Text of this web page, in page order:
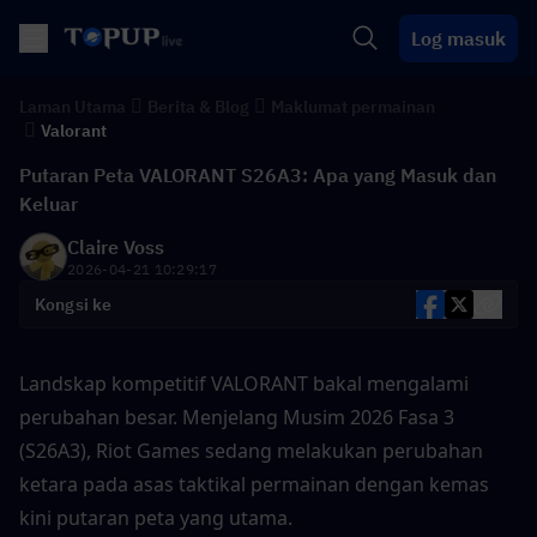
Log masuk
Valorant
Putaran Peta VALORANT S26A3: Apa yang Masuk dan
Keluar
Claire Voss
2026-04-21 10:29:17
Kongsi ke
Landskap kompetitif VALORANT bakal mengalami
perubahan besar. Menjelang Musim 2026 Fasa 3
(S26A3), Riot Games sedang melakukan perubahan
ketara pada asas taktikal permainan dengan kemas
kini putaran peta yang utama.